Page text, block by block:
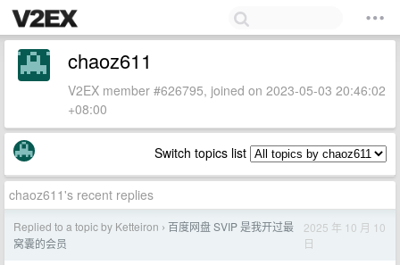
chaoz611
V2EX member #626795, joined on 2023-05-03 20:46:02
+08:00
Switch topics list
chaoz611's recent replies
Replied to a topic by Ketteiron › 百度网盘 SVIP 是我开过最
窝囊的会员
2025 年 10 月 10
日